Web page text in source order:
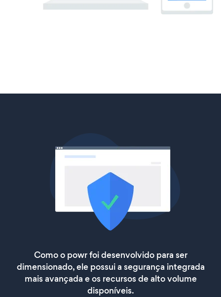
Como o powr foi desenvolvido para ser
dimensionado, ele possui a segurança integrada
mais avançada e os recursos de alto volume
disponíveis.